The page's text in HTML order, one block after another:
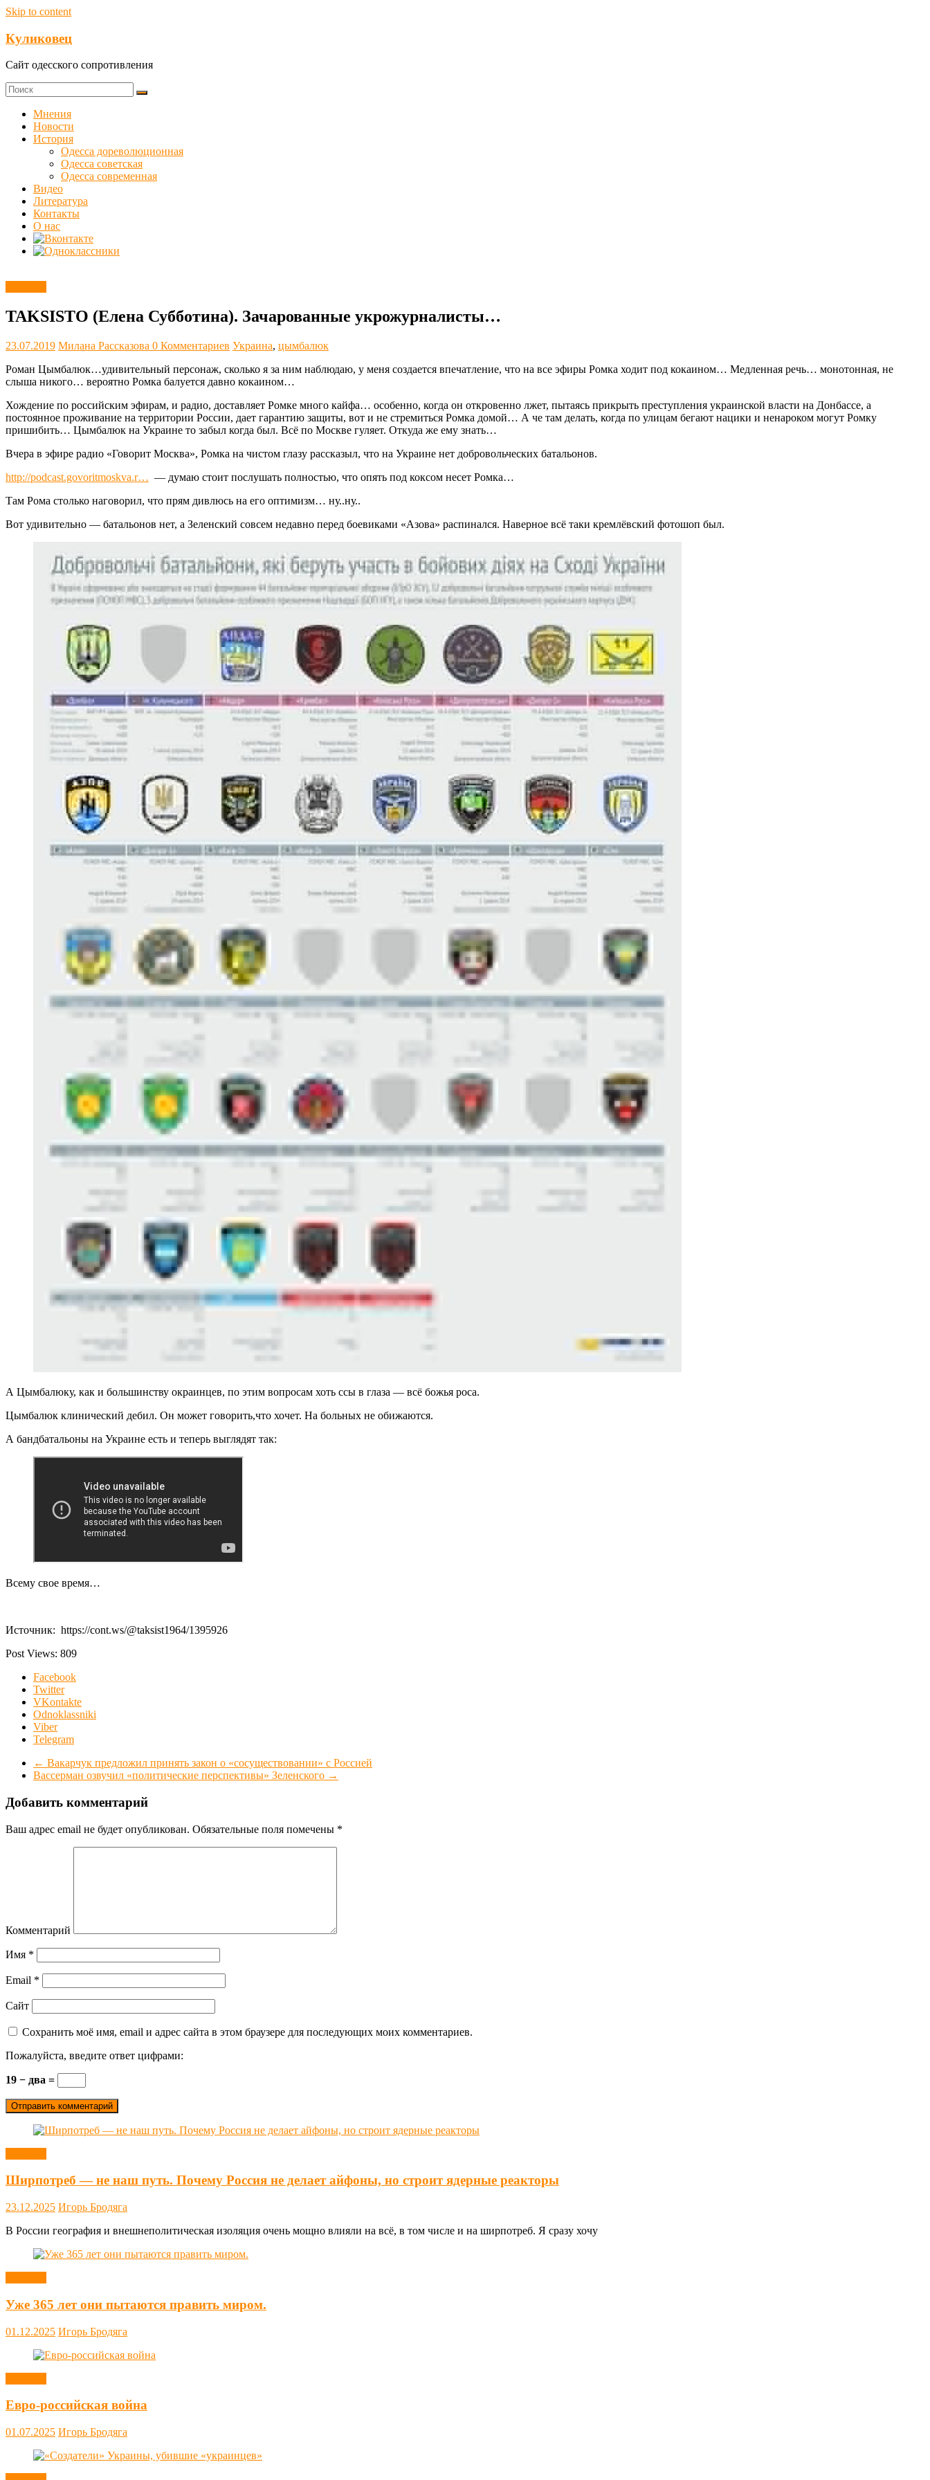
Skip to content
Куликовец
Сайт одесского сопротивления
Мнения
Новости
История
Одесса дореволюционная
Одесса советская
Одесса современная
Видео
Литература
Контакты
О нас
TAKSISTO (Елена Субботина). Зачарованные укрожурналисты…
23.07.2019 Милана Рассказова 0 Комментариев Украина, цымбалюк
Роман Цымбалюк…удивительный персонаж, сколько я за ним наблюдаю, у меня создается впечатление, что на все эфиры Ромка ходит под кокаином… Медленная речь… монотонная, не
слыша никого… вероятно Ромка балуется давно кокаином…
Хождение по российским эфирам, и радио, доставляет Ромке много кайфа… особенно, когда он откровенно лжет, пытаясь прикрыть преступления украинской власти на Донбассе, а
постоянное проживание на территории России, дает гарантию защиты, вот и не стремиться Ромка домой… А че там делать, когда по улицам бегают нацики и ненароком могут Ромку
пришибить… Цымбалюк на Украине то забыл когда был. Всё по Москве гуляет. Откуда же ему знать…
Вчера в эфире радио «Говорит Москва», Ромка на чистом глазу рассказыл, что на Украине нет добровольческих батальонов.
http://podcast.govoritmoskva.r… — думаю стоит послушать полностью, что опять под коксом несет Ромка…
Там Рома столько наговорил, что прям дивлюсь на его оптимизм… ну..ну..
Вот удивительно — батальонов нет, а Зеленский совсем недавно перед боевиками «Азова» распинался. Наверное всё таки кремлёвский фотошоп был.
А Цымбалюку, как и большинству окраинцев, по этим вопросам хоть ссы в глаза — всё божья роса.
Цымбалюк клинический дебил. Он может говорить,что хочет. На больных не обижаются.
А бандбатальоны на Украине есть и теперь выглядят так:
Всему свое время…
Источник: https://cont.ws/@taksist1964/1395926
Post Views: 809
Facebook
Twitter
VKontakte
Odnoklassniki
Viber
Telegram
← Вакарчук предложил принять закон о «сосуществовании» с Россией
Вассерман озвучил «политические перспективы» Зеленского →
Добавить комментарий
Ваш адрес email не будет опубликован. Обязательные поля помечены *
Комментарий
Имя *
Email *
Сайт
Сохранить моё имя, email и адрес сайта в этом браузере для последующих моих комментариев.
Пожалуйста, введите ответ цифрами:
19 − два =
Ширпотреб — не наш путь. Почему Россия не делает айфоны, но строит ядерные реакторы
23.12.2025 Игорь Бродяга
В России география и внешнеполитическая изоляция очень мощно влияли на всё, в том числе и на ширпотреб. Я сразу хочу
Уже 365 лет они пытаются править миром.
01.12.2025 Игорь Бродяга
Евро-российская война
01.07.2025 Игорь Бродяга